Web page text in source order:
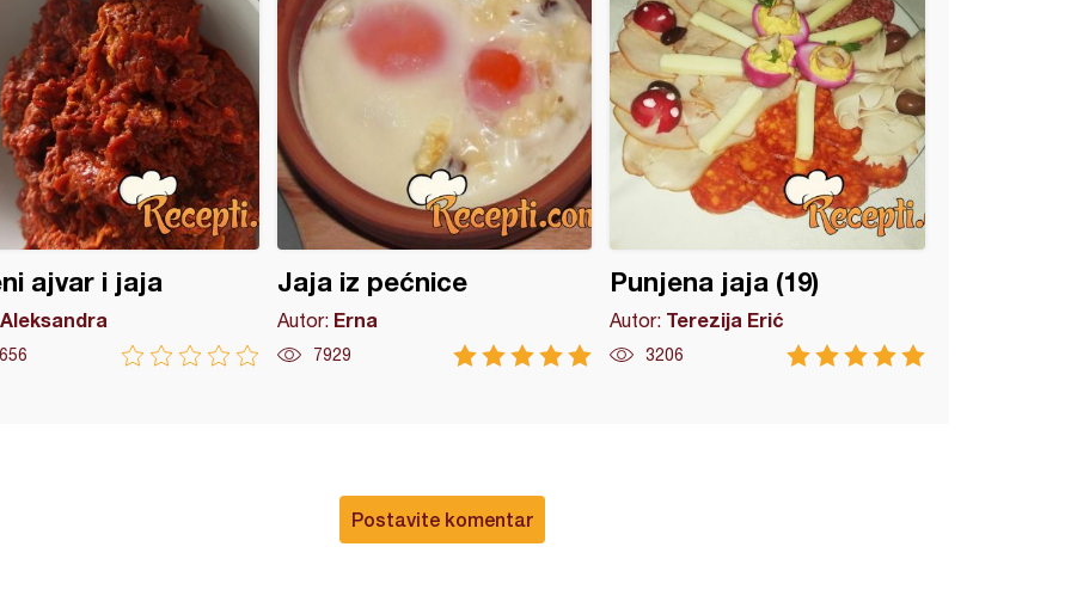
ajvar i jaja
Aleksandra
Jaja iz pećnice
Autor: Erna
7929
Punjena jaja (19)
Autor: Terezija Erić
3206
Postavite komentar